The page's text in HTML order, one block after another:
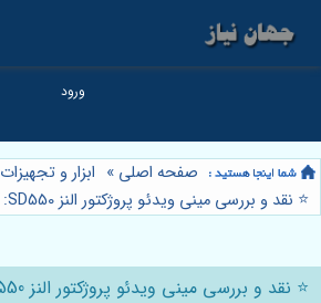
صفحه اصلی » ابزار و تجهیزات
⭐️ نقد و بررسی مینی ویدئو پروژکتور النز SD550: آیا ارزش خرید دارد؟ 🎬